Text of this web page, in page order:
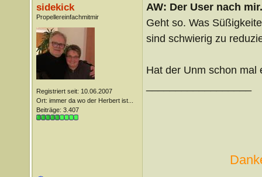
sidekick
Propellereinfachmitmir
Registriert seit: 10.06.2007
Ort: immer da wo der Herbert ist...
Beiträge: 3.407
AW: Der User nach
Geht so. Was
sind schwierig zu
Hat der Unm schon mal